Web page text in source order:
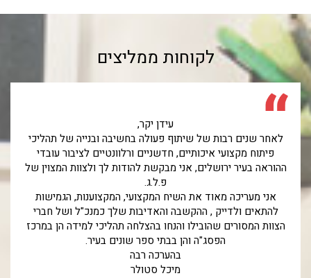
לקוחות ממליצים
עידן יקר,
לאחר שנים רבות של שיתוף פעולה בחשיבה ובנייה של תהליכי
פיתוח מקצועי איכותיים, חדשניים ורלוונטיים לציבור עובדי
ההוראה בעיר ירושלים, אני מבקשת להודות לך ולצוות המצוין של
פ.ל.ג.
אני מעריכה מאוד את השיח המקצועי, המקצוענות, הגמישות
להתאים ולדייק , ההקשבה והאדיבות שלך כמנכ"ל ושל חברי
הצוות המסורים שהובילו והנחו בהצלחה תהליכי למידה הן במרכז
הפסג"ה והן בבתי ספר שונים בעיר.
בהערכה רבה
מיכל סטולר